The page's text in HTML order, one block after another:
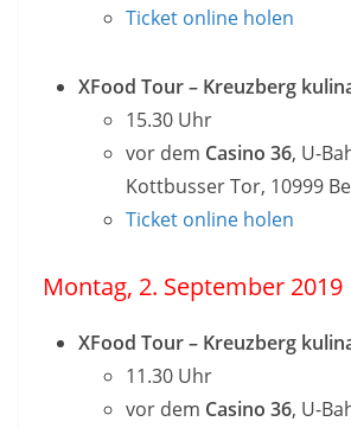
Ticket online holen
XFood Tour – Kreuzberg
15.30 Uhr
vor dem Casino 36, U-
Kottbusser Tor, 10999
Ticket online holen
Montag, 2. September 2019
XFood Tour – Kreuzberg
11.30 Uhr
vor dem Casino 36, U-